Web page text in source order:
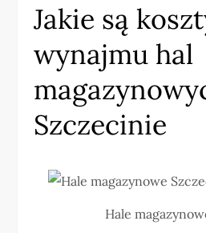
Jakie są
wynajmu hal
Szczecinie
Hale